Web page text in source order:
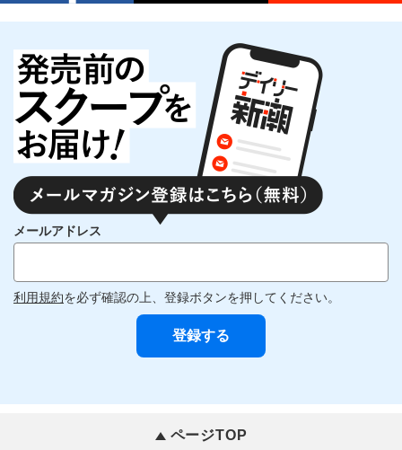
メールアドレス
利用規約を必ず確認の上、登録ボタンを押してください。
ページTOP